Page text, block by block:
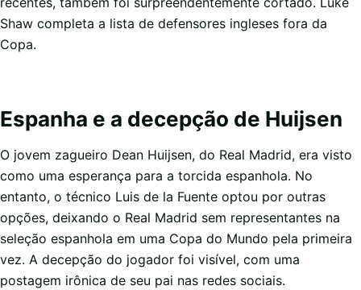
Shaw completa a lista de defensores ingleses fora da
Copa.
Espanha e a decepção de Huijsen
O jovem zagueiro Dean Huijsen, do Real Madrid, era visto
como uma esperança para a torcida espanhola. No
entanto, o técnico Luis de la Fuente optou por outras
opções, deixando o Real Madrid sem representantes na
seleção espanhola em uma Copa do Mundo pela primeira
vez. A decepção do jogador foi visível, com uma
postagem irônica de seu pai nas redes sociais.